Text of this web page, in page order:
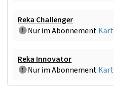
Reka Challenger
Nur im Abonnement
Reka Innovator
Nur im Abonnement